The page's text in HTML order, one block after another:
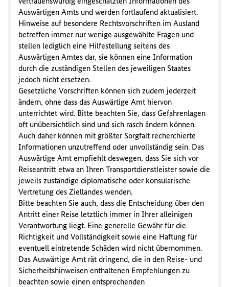
Auswärtigen Amts und werden fortlaufend aktualisiert.
Hinweise auf besondere Rechtsvorschriften im Ausland
betreffen immer nur wenige ausgewählte Fragen und
stellen lediglich eine Hilfestellung seitens des
Auswärtigen Amtes dar, sie können eine Information
durch die zuständigen Stellen des jeweiligen Staates
jedoch nicht ersetzen.
Gesetzliche Vorschriften können sich zudem jederzeit
ändern, ohne dass das Auswärtige Amt hiervon
unterrichtet wird. Bitte beachten Sie, dass Gefahrenlagen
oft unübersichtlich sind und sich rasch ändern können.
Auch daher können mit größter Sorgfalt recherchierte
Informationen unzutreffend oder unvollständig sein. Das
Auswärtige Amt empfiehlt deswegen, dass Sie sich vor
Reiseantritt etwa an Ihren Transportdienstleister sowie die
jeweils zuständige diplomatische oder konsularische
Vertretung des Ziellandes wenden.
Bitte beachten Sie auch, dass die Entscheidung über den
Antritt einer Reise letztlich immer in Ihrer alleinigen
Verantwortung liegt. Eine generelle Gewähr für die
Richtigkeit und Vollständigkeit sowie eine Haftung für
eventuell eintretende Schäden wird nicht übernommen.
Das Auswärtige Amt rät dringend, die in den Reise- und
Sicherheitshinweisen enthaltenen Empfehlungen zu
beachten sowie einen entsprechenden